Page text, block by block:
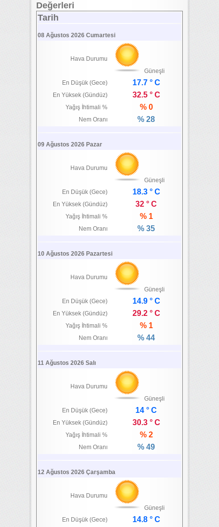
Değerleri
Tarih
08 Ağustos 2026 Cumartesi
Hava Durumu
Güneşli
En Düşük (Gece)
17.7 ° C
En Yüksek (Gündüz) 32.5 ° C
Yağış İhtimali % % 0
Nem Oranı % 28
09 Ağustos 2026 Pazar
Hava Durumu
Güneşli
En Düşük (Gece)
18.3 ° C
En Yüksek (Gündüz) 32 ° C
Yağış İhtimali % % 1
Nem Oranı % 35
10 Ağustos 2026 Pazartesi
Hava Durumu
Güneşli
En Düşük (Gece)
14.9 ° C
En Yüksek (Gündüz) 29.2 ° C
Yağış İhtimali % % 1
Nem Oranı % 44
11 Ağustos 2026 Salı
Hava Durumu
Güneşli
En Düşük (Gece)
14 ° C
En Yüksek (Gündüz) 30.3 ° C
Yağış İhtimali % % 2
Nem Oranı % 49
12 Ağustos 2026 Çarşamba
Hava Durumu
Güneşli
En Düşük (Gece)
14.8 ° C